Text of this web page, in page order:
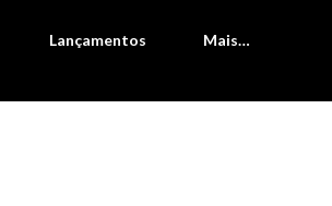
Lançamentos Mais…